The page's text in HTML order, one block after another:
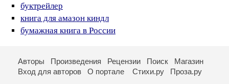
буктрейлер
книга для амазон киндл
бумажная книга в России
Авторы Произведения Рецензии Поиск
Магазин
Вход для авторов
О портале Стихи.ру Проза.ру